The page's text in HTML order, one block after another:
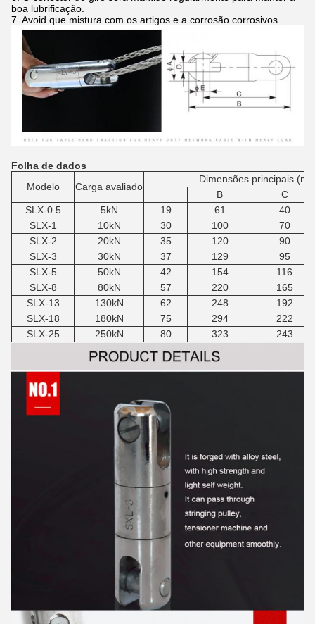
boa lubrificação.
7. Avoid que mistura com os artigos e a corrosão corrosivos.
Folha de dados
Modelo
Carga avaliado
Dimensões principais
B
C
SLX-0.5
5kN 19 61
40
SLX-1
10kN 30 100
70
SLX-2
20kN 35 120
90
SLX-3
30kN 37 129
95
SLX-5
50kN 42 154
116
SLX-8
80kN 57 220
165
SLX-13
130kN 62 248
192
SLX-18
180kN 75 294
222
SLX-25
250kN 80 323 243